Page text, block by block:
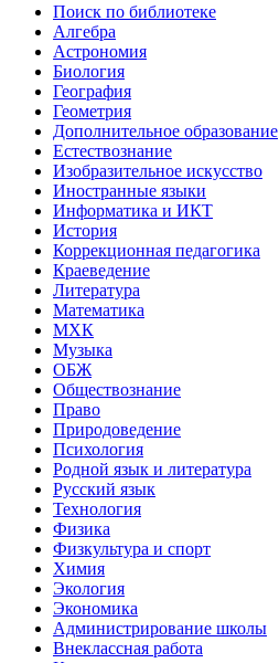
Поиск по библиотеке
Алгебра
Астрономия
Биология
География
Геометрия
Дополнительное образование
Естествознание
Изобразительное искусство
Иностранные языки
Информатика и ИКТ
История
Коррекционная педагогика
Краеведение
Литература
Математика
МХК
Музыка
ОБЖ
Обществознание
Право
Природоведение
Психология
Родной язык и литература
Русский язык
Технология
Физика
Физкультура и спорт
Химия
Экология
Экономика
Администрирование школы
Внеклассная работа